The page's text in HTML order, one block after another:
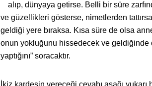
alıp, dünyaya getirse. Belli bir süre
ve güzellikleri gösterse, nimetlerden
geldiği yere bıraksa. Kısa süre de olsa
onun yokluğunu hissedecek ve geldiğinde
yaptığını” soracaktır.
İkiz kardeşin vereceği cevabı aşağı